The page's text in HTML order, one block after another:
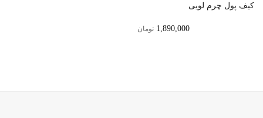
کیف پول چرم لویی
1,890,000 تومان